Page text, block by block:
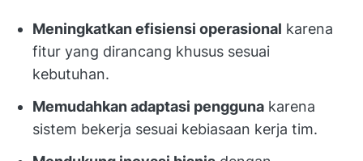
Meningkatkan efisiensi operasional karena
fitur yang dirancang khusus sesuai
kebutuhan.
Memudahkan adaptasi pengguna karena
sistem bekerja sesuai kebiasaan kerja tim.